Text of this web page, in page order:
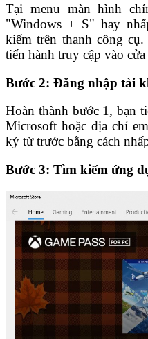
Tại menu màn hình
"Windows + S" hay
kiếm trên thanh công
tiến hành truy cập vào
Bước 2: Đăng nhập tài
Hoàn thành bước 1, bạn
Microsoft hoặc địa chỉ
ký từ trước bằng cách
Bước 3: Tìm kiếm ứng